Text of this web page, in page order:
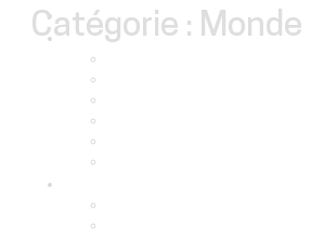
Catégorie : Monde